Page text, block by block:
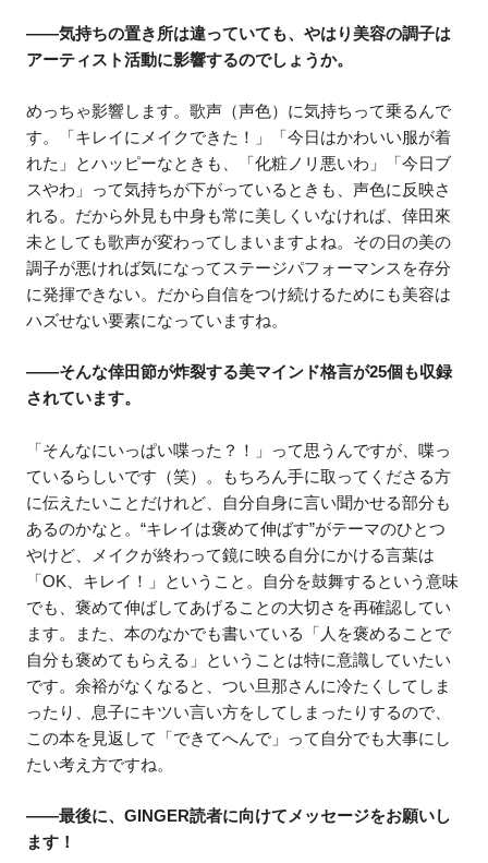
――気持ちの置き所は違っていても、やはり美容の調子は
アーティスト活動に影響するのでしょうか。
めっちゃ影響します。歌声（声色）に気持ちって乗るんで
す。「キレイにメイクできた！」「今日はかわいい服が着
れた」とハッピーなときも、「化粧ノリ悪いわ」「今日ブ
スやわ」って気持ちが下がっているときも、声色に反映さ
れる。だから外見も中身も常に美しくいなければ、倖田來
未としても歌声が変わってしまいますよね。その日の美の
調子が悪ければ気になってステージパフォーマンスを存分
に発揮できない。だから自信をつけ続けるためにも美容は
ハズせない要素になっていますね。
――そんな倖田節が炸裂する美マインド格言が25個も収録
されています。
「そんなにいっぱい喋った？！」って思うんですが、喋っ
ているらしいです（笑）。もちろん手に取ってくださる方
に伝えたいことだけれど、自分自身に言い聞かせる部分も
あるのかなと。“キレイは褒めて伸ばす”がテーマのひとつ
やけど、メイクが終わって鏡に映る自分にかける言葉は
「OK、キレイ！」ということ。自分を鼓舞するという意味
でも、褒めて伸ばしてあげることの大切さを再確認してい
ます。また、本のなかでも書いている「人を褒めることで
自分も褒めてもらえる」ということは特に意識していたい
です。余裕がなくなると、つい旦那さんに冷たくしてしま
ったり、息子にキツい言い方をしてしまったりするので、
この本を見返して「できてへんで」って自分でも大事にし
たい考え方ですね。
――最後に、GINGER読者に向けてメッセージをお願いし
ます！